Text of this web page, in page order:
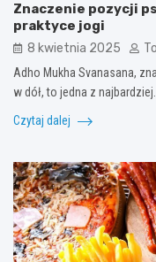
Znaczenie pozycji
praktyce jogi
8 kwietnia 2025
Adho Mukha Svanasana,
w dół, to jedna z
Czytaj dalej